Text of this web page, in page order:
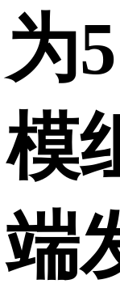
为
模
端